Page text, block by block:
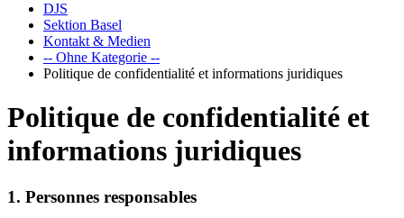
DJS
Sektion Basel
Kontakt & Medien
-- Ohne Kategorie --
Politique de confidentialité et informations juridiques
Politique de confidentialité et
informations juridiques
1. Personnes responsables